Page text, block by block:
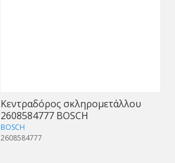
Κεντραδόρος σκληρομετάλλου
2608584777 BOSCH
BOSCH
2608584777